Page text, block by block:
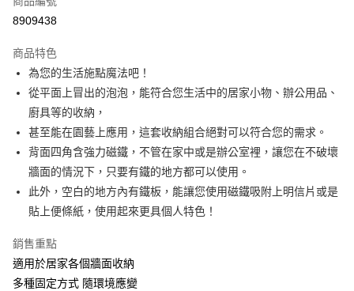
全盈+PAY
大哥付你分期
相關說明
【大哥付你分期使用說明】
1.本服務由台灣大哥大提供，台灣大哥大用戶可立即使用無須另外申請。
2.付款方式選擇「大哥付你分期」，訂單成立後會自動跳轉到大哥付的交易
流程，驗證手機門號後，選擇欲分期的期數、繳款截止日，確認付款後即完
成交易。
3.實際核准額度、可分期數及費用金額請依後續交易確認頁面所載為準。
4.訂單成立30分鐘內，如未前往確認交易或遇審核未通過，訂單將自動取
法說明評估內容。
1.分期款項不併入電信帳單，「大哥付你分期」於每月結算日後寄送繳費提
醒簡訊。
ATM付款
運送方式
宅配【父親節大回饋】限時$299免運
8909438
商品特色
為您的生活施點魔法吧！
從平面上冒出的泡泡，能符合您生活中的居家小物、辦公用品、
廚具等的收納，
甚至能在園藝上應用，這套收納組合絕對可以符合您的需求。
背面四角含強力磁鐵，不管在家中或是辦公室裡，讓您在不破壞
牆面的情況下，只要有鐵的地方都可以使用。
此外，空白的地方內有鐵板，能讓您使用磁鐵吸附上明信片或是
貼上便條紙，使用起來更具個人特色！
銷售重點
適用於居家各個牆面收納
多種固定方式 隨環境應變